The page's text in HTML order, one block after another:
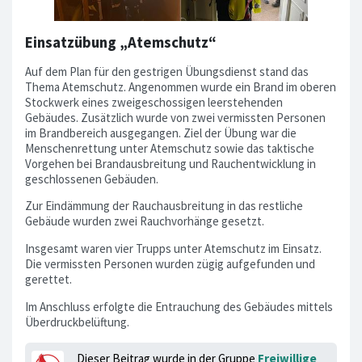
Einsatzübung „Atemschutz“
Auf dem Plan für den gestrigen Übungsdienst stand das
Thema Atemschutz. Angenommen wurde ein Brand im oberen
Stockwerk eines zweigeschossigen leerstehenden
Gebäudes. Zusätzlich wurde von zwei vermissten Personen
im Brandbereich ausgegangen. Ziel der Übung war die
Menschenrettung unter Atemschutz sowie das taktische
Vorgehen bei Brandausbreitung und Rauchentwicklung in
geschlossenen Gebäuden.
Zur Eindämmung der Rauchausbreitung in das restliche
Gebäude wurden zwei Rauchvorhänge gesetzt.
Insgesamt waren vier Trupps unter Atemschutz im Einsatz.
Die vermissten Personen wurden zügig aufgefunden und
gerettet.
Im Anschluss erfolgte die Entrauchung des Gebäudes mittels
Überdruckbelüftung.
Dieser Beitrag wurde in der Gruppe Freiwillige